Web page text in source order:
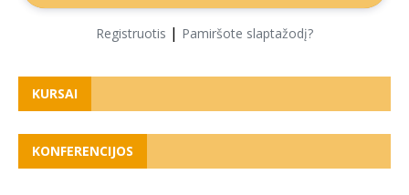
Registruotis | Pamiršote slaptažodį?
KURSAI
KONFERENCIJOS